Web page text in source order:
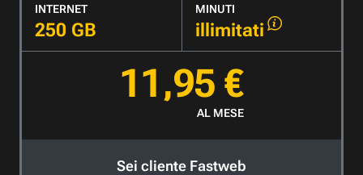
INTERNET
250 GB
MINUTI
illimitati
11,95 €
AL MESE
Sei cliente Fastweb